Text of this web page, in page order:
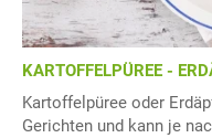
KARTOFFELPÜREE -
Kartoffelpüree oder
Gerichten und kann je